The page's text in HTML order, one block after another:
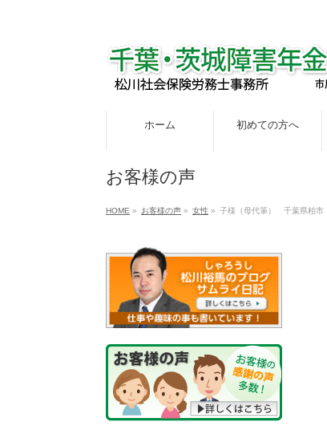
ホーム 初めての方へ
お客様の声
HOME » お客様の声 » 女性 » 子様（母代筆） 千葉県柏